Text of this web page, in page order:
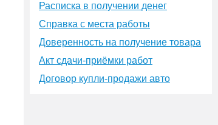
Расписка в получении денег
Справка с места работы
Доверенность на получение товара
Акт сдачи-приёмки работ
Договор купли-продажи авто